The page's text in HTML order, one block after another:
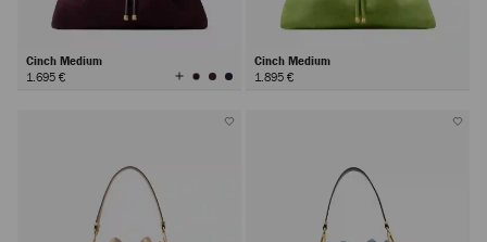
Cinch Medium
1.695 €
Visualizza
tutti
Cinch Medium
1.895 €